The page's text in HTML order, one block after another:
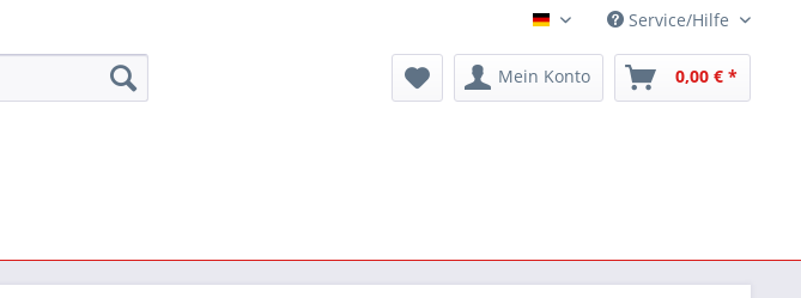
Deutsch Service/Hilfe
Mein Konto 0,00 € *